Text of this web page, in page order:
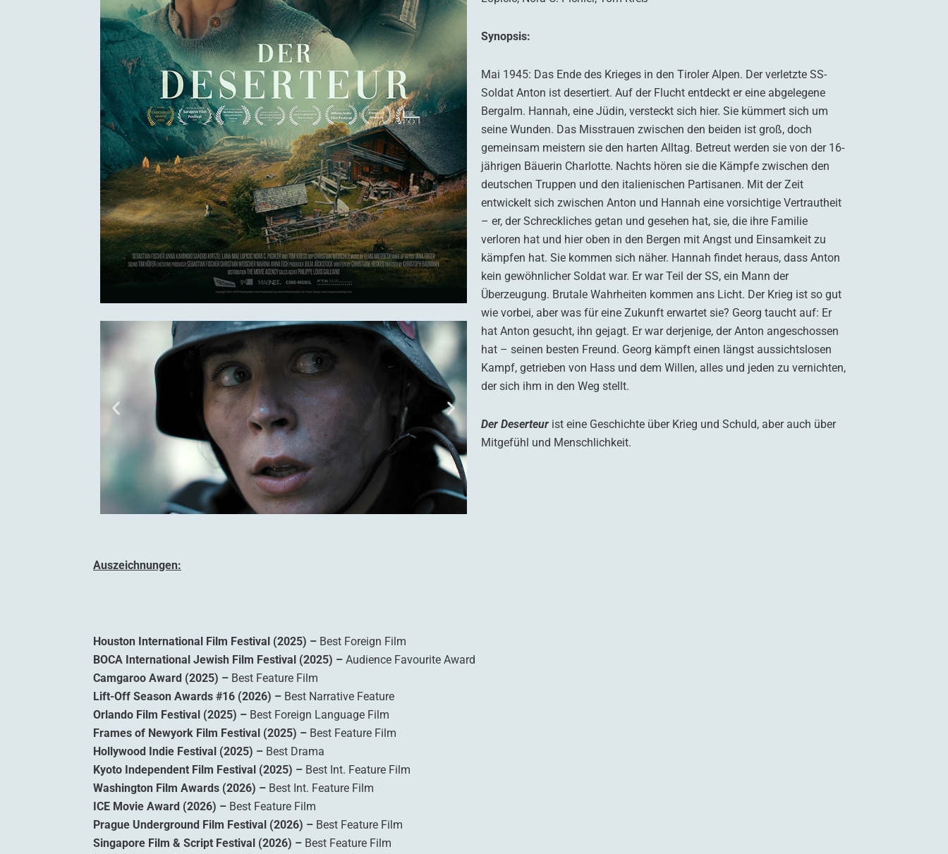
Synopsis:
Mai 1945: Das Ende des Krieges in den Tiroler Alpen. Der verletzte SS-
Soldat Anton ist desertiert. Auf der Flucht entdeckt er eine abgelegene
Bergalm. Hannah, eine Jüdin, versteckt sich hier. Sie kümmert sich um
seine Wunden. Das Misstrauen zwischen den beiden ist groß, doch
gemeinsam meistern sie den harten Alltag. Betreut werden sie von der 16-
jährigen Bäuerin Charlotte. Nachts hören sie die Kämpfe zwischen den
deutschen Truppen und den italienischen Partisanen. Mit der Zeit
entwickelt sich zwischen Anton und Hannah eine vorsichtige Vertrautheit
– er, der Schreckliches getan und gesehen hat, sie, die ihre Familie
verloren hat und hier oben in den Bergen mit Angst und Einsamkeit zu
kämpfen hat. Sie kommen sich näher. Hannah findet heraus, dass Anton
kein gewöhnlicher Soldat war. Er war Teil der SS, ein Mann der
Überzeugung. Brutale Wahrheiten kommen ans Licht. Der Krieg ist so gut
wie vorbei, aber was für eine Zukunft erwartet sie? Georg taucht auf: Er
hat Anton gesucht, ihn gejagt. Er war derjenige, der Anton angeschossen
hat – seinen besten Freund. Georg kämpft einen längst aussichtslosen
Kampf, getrieben von Hass und dem Willen, alles und jeden zu vernichten,
der sich ihm in den Weg stellt.
Der Deserteur ist eine Geschichte über Krieg und Schuld, aber auch über
Mitgefühl und Menschlichkeit.
Auszeichnungen:
Houston International Film Festival (2025) – Best Foreign Film
BOCA International Jewish Film Festival (2025) – Audience Favourite Award
Camgaroo Award (2025) – Best Feature Film
Lift-Off Season Awards #16 (2026) – Best Narrative Feature
Orlando Film Festival (2025) – Best Foreign Language Film
Frames of Newyork Film Festival (2025) – Best Feature Film
Hollywood Indie Festival (2025) – Best Drama
Kyoto Independent Film Festival (2025) – Best Int. Feature Film
Washington Film Awards (2026) – Best Int. Feature Film
ICE Movie Award (2026) – Best Feature Film
Prague Underground Film Festival (2026) – Best Feature Film
Singapore Film & Script Festival (2026) – Best Feature Film